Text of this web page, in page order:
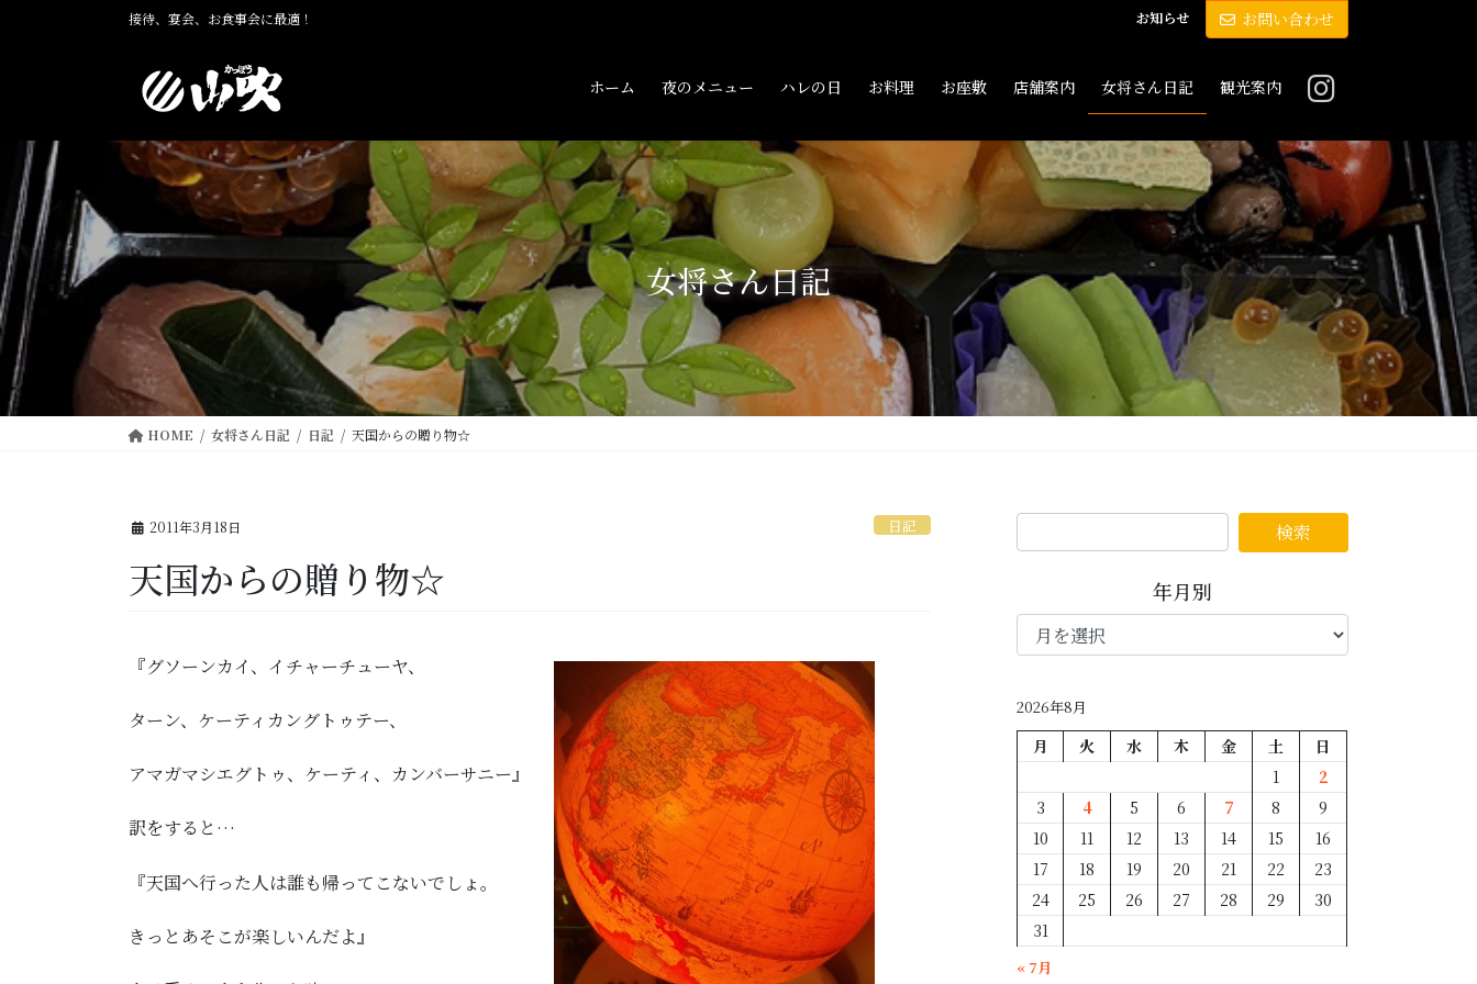
移
動
接待、宴会、お食事会に最適！ お知らせ お問い合わせ
ホーム 夜のメニュー ハレの日 お料理 お座敷 店舗案内 女将さん日記 観光案内
女将さん日記
HOME 女将さん日記 日記 天国からの贈り物☆
2011年3月18日 日記
天国からの贈り物☆
『グソーンカイ、イチャーチューヤ、
ターン、ケーティカングトゥテー、
アマガマシエグトゥ、ケーティ、カンバーサニー』
訳をすると…
『天国へ行った人は誰も帰ってこないでしょ。
きっとあそこが楽しいんだよ』
年月別
年
2026年8月
月 火 水 木 金 土
日
1
2
3
4 5 6 7 8
9
10
11 12 13 14 15
16
17
18 19 20 21 22
23
24
25 26 27 28 29
30
31
« 7月